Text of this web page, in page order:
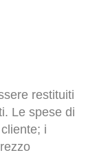
restituiti
Le spese di
i